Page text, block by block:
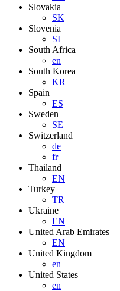
Slovakia
SK
Slovenia
SI
South Africa
en
South Korea
KR
Spain
ES
Sweden
SE
Switzerland
de
fr
Thailand
EN
Turkey
TR
Ukraine
EN
United Arab Emirates
EN
United Kingdom
en
United States
en